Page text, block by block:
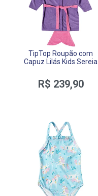
TipTop Roupão com
Capuz Lilás Kids Sereia
R$ 239,90